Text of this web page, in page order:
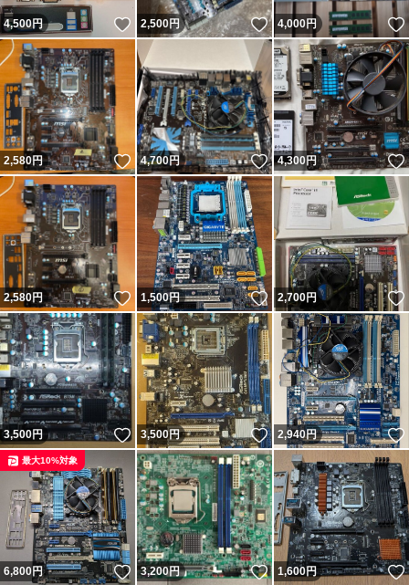
4,500円 いいね！
2,500円 いいね！
4,000円
2,580円 いいね！
4,700円 いいね！
4,300円
2,580円 いいね！
1,500円 いいね！
2,700円
3,500円 いいね！
3,500円 いいね！
2,940円
6,800円 いいね！
最大10%対象
3,200円 いいね！
1,600円